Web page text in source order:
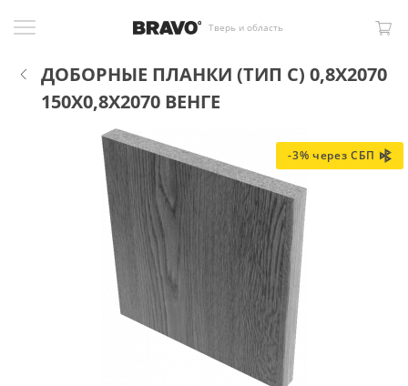
Тверь и область
ДОБОРНЫЕ ПЛАНКИ (ТИП С) 0,8Х2070
150X0,8X2070 ВЕНГЕ
-3% через СБП